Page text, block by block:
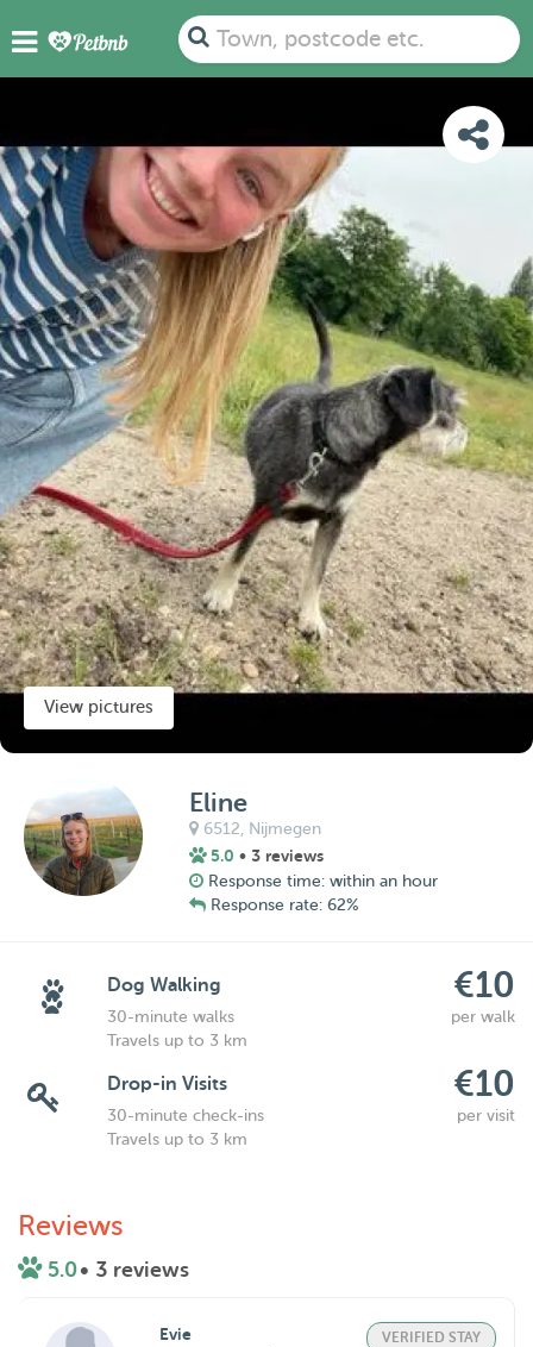
Town, postcode etc.
PHOTOS REVIEWS
View pictures
Eline
6512, Nijmegen
5.0 • 3 reviews
Response time: within an hour
Response rate: 62%
Dog Walking €10
30-minute walks
per walk
Travels up to 3 km
Drop-in Visits €10
30-minute check-ins
per visit
Travels up to 3 km
Reviews
5.0• 3 reviews
Evie VERIFIED STAY